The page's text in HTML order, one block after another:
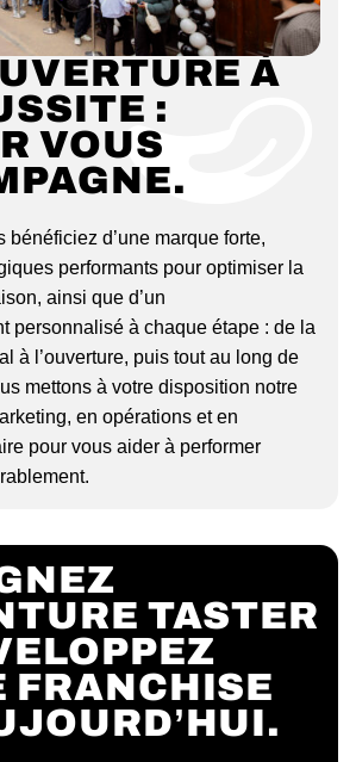
À
:
VOUS
bénéficiez d’une marque forte,
performants pour optimiser la
ainsi que d’un
personnalisé à chaque étape : de la
à l’ouverture, puis tout au long de
mettons à votre disposition notre
en opérations et en
pour vous aider à performer
TASTER
FRANCHISE